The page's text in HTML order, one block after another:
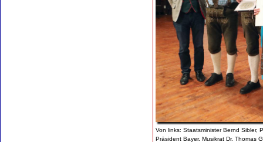
Von links: Staatsminister Bernd Sibler,
Präsident Bayer. Musikrat Dr. Thomas